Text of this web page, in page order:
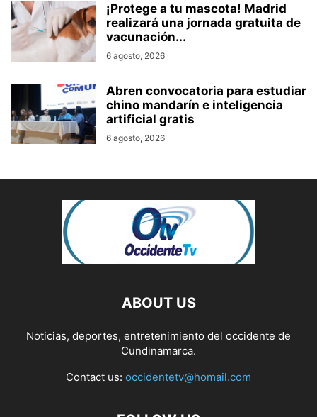
¡Protege a tu mascota! Madrid
realizará una jornada gratuita de
vacunación...
6 agosto, 2026
Abren convocatoria para estudiar
chino mandarín e inteligencia
artificial gratis
6 agosto, 2026
ABOUT US
Noticias, deportes, entretenimiento del occidente de
Cundinamarca.
Contact us: occidentetv@homail.com